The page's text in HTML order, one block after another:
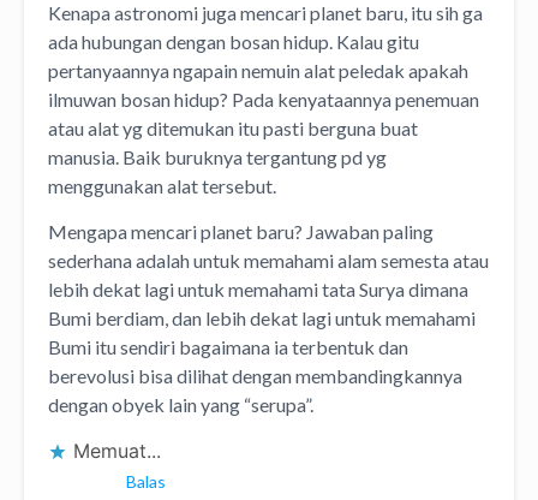
Kenapa astronomi juga mencari planet baru, itu sih ga
ada hubungan dengan bosan hidup. Kalau gitu
pertanyaannya ngapain nemuin alat peledak apakah
ilmuwan bosan hidup? Pada kenyataannya penemuan
atau alat yg ditemukan itu pasti berguna buat
manusia. Baik buruknya tergantung pd yg
menggunakan alat tersebut.
Mengapa mencari planet baru? Jawaban paling
sederhana adalah untuk memahami alam semesta atau
lebih dekat lagi untuk memahami tata Surya dimana
Bumi berdiam, dan lebih dekat lagi untuk memahami
Bumi itu sendiri bagaimana ia terbentuk dan
berevolusi bisa dilihat dengan membandingkannya
dengan obyek lain yang “serupa”.
Memuat...
Balas